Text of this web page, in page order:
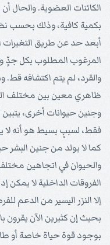
الكائنات العضوية. والحال
بكمية كافية، وذلك بحسب
أبعد حد عن طريق التغيرات
المرغوب المطلوب بكل جدٍّ
والقرد، لم يتم اكتشافه قط.
ظاهري معين بين مختلف
وجنين حيوانات أخرى، يتبين
فقط، لسببٍ بسيط هو أنه لا
كما لا يولد من جنين البشر
والحيوان في اتجاهين
الفروقات الداخلية لا يمكن
إلا النزر اليسير من الدعم
بحيث إن كثيرين الآن يقرون
بوجود قوة حياة خاصة أو